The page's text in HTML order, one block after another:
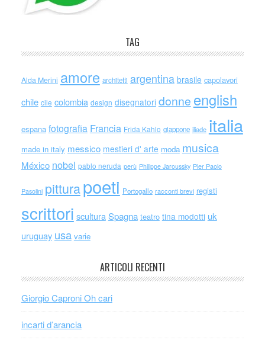
TAG
Alda Merini amore architetti argentina brasile capolavori
chile cile colombia design disegnatori donne english
espana fotografia Francia Frida Kahlo giappone iliade italia
made in italy messico mestieri d' arte moda musica
México nobel pablo neruda perù Philippe Jaroussky Pier Paolo
Pasolini pitturapoeti Portogallo racconti brevi registi
scrittori scultura Spagna teatro tina modotti uk
uruguay usa varie
ARTICOLI RECENTI
Giorgio Caproni Oh cari
incarti d’arancia